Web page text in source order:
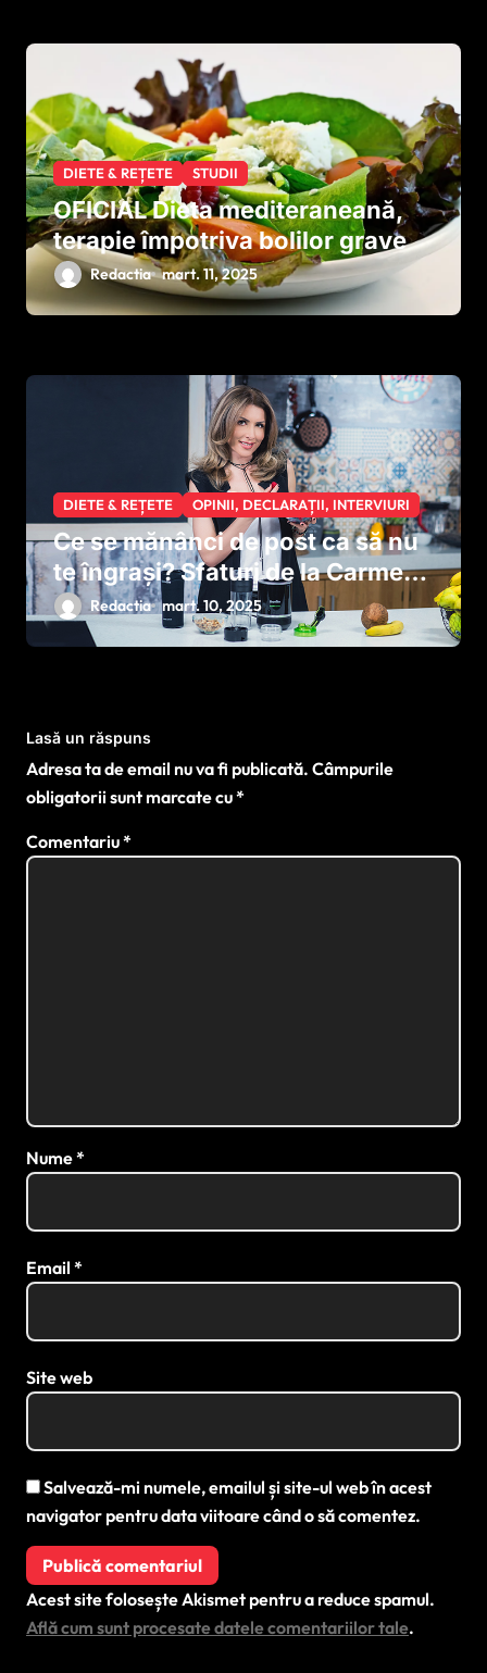
DIETE & REȚETE STUDII
OFICIAL Dieta mediteraneană,
terapie împotriva bolilor grave
Redactia mart. 11, 2025
DIETE & REȚETE OPINII, DECLARAȚII, INTERVIURI
Ce se mănânci de post ca să nu
te îngrași? Sfaturi de la Carmen
Brumă
Redactia mart. 10, 2025
Lasă un răspuns
Adresa ta de email nu va fi publicată. Câmpurile
obligatorii sunt marcate cu*
Comentariu*
Nume*
Email *
Site web
Salvează-mi numele, emailul și site-ul web în acest
navigator pentru data viitoare când o să comentez.
Acest site folosește Akismet pentru a reduce spamul.
Află cum sunt procesate datele comentariilor tale.